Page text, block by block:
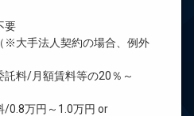
要
手法人契約の場合、例外
料/月額賃料等の20％～
万円～1.0万円 or